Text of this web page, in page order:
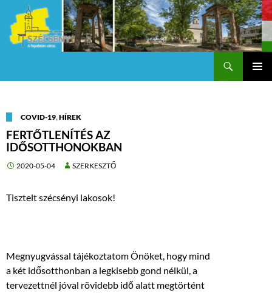
COVID-19,HÍREK
FERTŐTLENÍTÉS AZ
IDŐSOTTHONOKBAN
2020-05-04 SZERKESZTŐ
Tisztelt szécsényi lakosok!
Megnyugvással tájékoztatom Önöket, hogy mind
a két idősotthonban a legkisebb gond nélkül, a
tervezettnél jóval rövidebb idő alatt megtörtént